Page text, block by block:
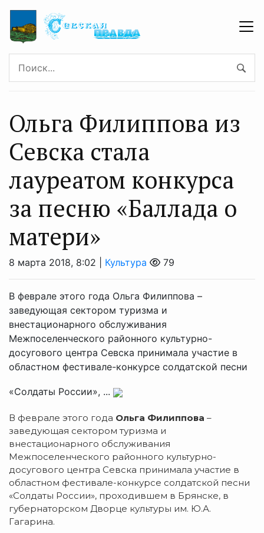
Ольга Филиппова из
Севска стала
лауреатом конкурса
за песню «Баллада о
матери»
8 марта 2018, 8:02 | Культура 79
В феврале этого года Ольга Филиппова –
заведующая сектором туризма и
внестационарного обслуживания
Межпоселенческого районного культурно-
досугового центра Севска принимала участие в
областном фестивале-конкурсе солдатской песни
«Солдаты России», ...
В феврале этого года Ольга Филиппова –
заведующая сектором туризма и
внестационарного обслуживания
Межпоселенческого районного культурно-
досугового центра Севска принимала участие в
областном фестивале-конкурсе солдатской песни
«Солдаты России», проходившем в Брянске, в
губернаторском Дворце культуры им. Ю.А.
Гагарина.